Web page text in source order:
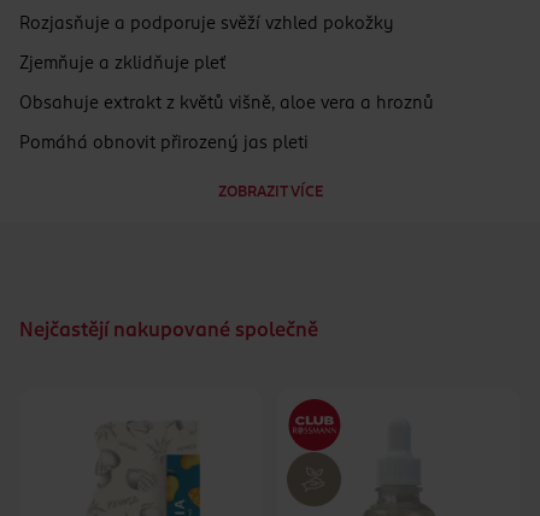
Rozjasňuje a podporuje svěží vzhled pokožky
Zjemňuje a zklidňuje pleť
Obsahuje extrakt z květů višně, aloe vera a hroznů
Pomáhá obnovit přirozený jas pleti
Vhodná pro všechny typy pleti
ZOBRAZIT VÍCE
Nejčastějí nakupované společně